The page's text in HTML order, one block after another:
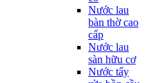
Nước lau
bàn thờ cao
cấp
Nước lau
sàn hữu cơ
Nước tẩy